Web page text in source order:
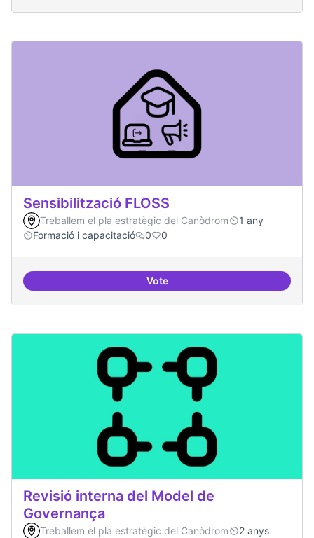
Sensibilització FLOSS
Treballem el pla estratègic del Canòdrom
1 any
Formació i capacitació
0 0
VoteSensibilització FLOSS
Revisió interna del Model de
Governança
Treballem el pla estratègic del Canòdrom
2 anys